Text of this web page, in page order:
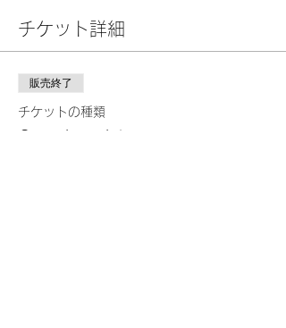
チケット詳細
販売終了
チケットの種類